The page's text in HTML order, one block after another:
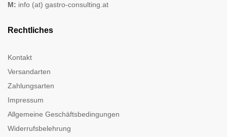
M: info (at) gastro-consulting.at
Rechtliches
Kontakt
Versandarten
Zahlungsarten
Impressum
Allgemeine Geschäftsbedingungen
Widerrufsbelehrung